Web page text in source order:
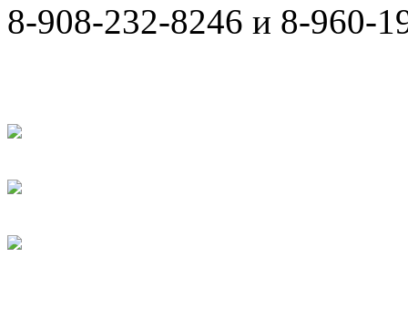
8-908-232-8246 и 8-960-